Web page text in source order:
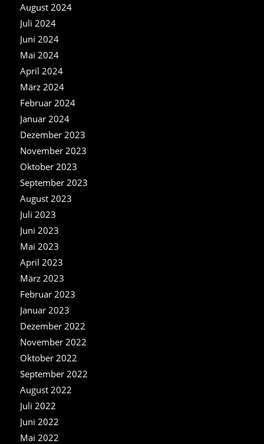
August 2024
Juli 2024
Juni 2024
Mai 2024
April 2024
März 2024
Februar 2024
Januar 2024
Dezember 2023
November 2023
Oktober 2023
September 2023
August 2023
Juli 2023
Juni 2023
Mai 2023
April 2023
März 2023
Februar 2023
Januar 2023
Dezember 2022
November 2022
Oktober 2022
September 2022
August 2022
Juli 2022
Juni 2022
Mai 2022